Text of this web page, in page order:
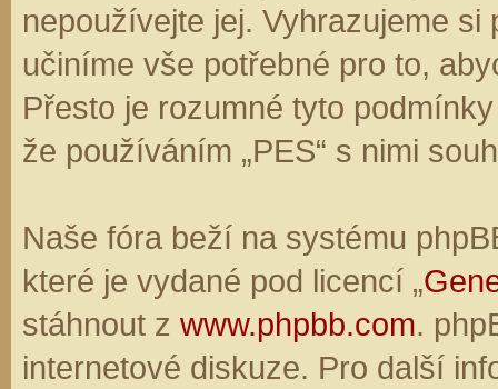
nepoužívejte jej. Vyhrazujeme
učiníme vše potřebné pro to,
Přesto je rozumné tyto
že používáním „PES“ s nimi
Naše fóra beží na systému
které je vydané pod licencí „
stáhnout z www.phpbb.com.
internetové diskuze. Pro další